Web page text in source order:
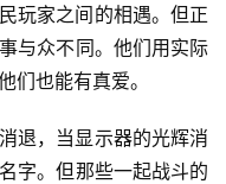
玩家之间的相遇。但正
与众不同。他们用实际
们也能有真爱。
退，当显示器的光辉消
字。但那些一起战斗的